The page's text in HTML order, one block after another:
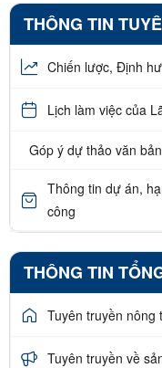
THÔNG TIN
Chiến lược, Định
Lịch làm việc của
Góp ý dự thảo văn
Thông tin dự án,
công
THÔNG TIN
Tuyên truyền nông
Tuyên truyền về